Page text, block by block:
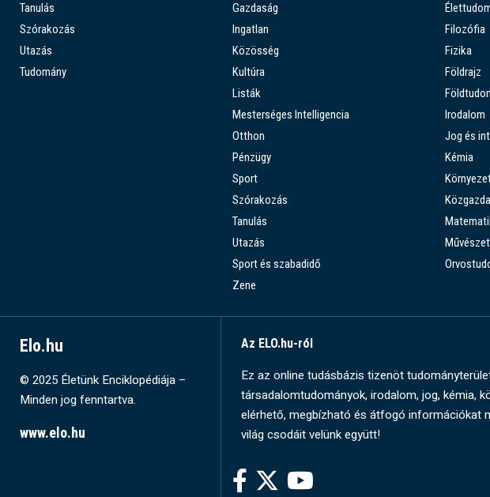
Tanulás
Szórakozás
Utazás
Tudomány
Gazdaság
Ingatlan
Közösség
Kultúra
Listák
Mesterséges Intelligencia
Otthon
Pénzügy
Sport
Szórakozás
Tanulás
Utazás
Sport és szabadidő
Zene
Filozófia
Fizika
Földrajz
Irodalom
Jog és
Kémia
Művészet
Elo.hu
© 2025 Életünk Enciklopédiája –
Minden jog fenntartva.
www.elo.hu
Az ELO.hu-ról
Ez az online tudásbázis tizenöt
társadalomtudományok, irodalom, jog, kémia,
elérhető, megbízható és átfogó információkat
világ csodáit velünk együtt!